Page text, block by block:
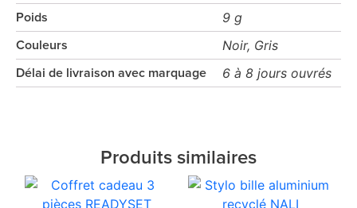
Poids 9 g
Couleurs Noir, Gris
Délai de livraison avec marquage 6 à 8 jours ouvrés
Produits similaires